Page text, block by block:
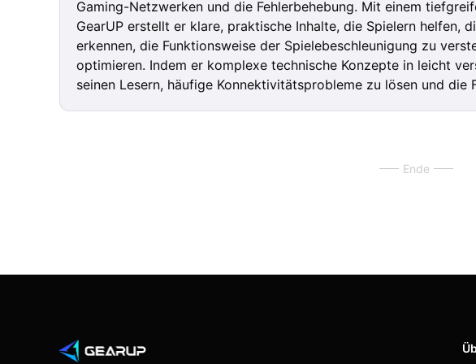
Gaming-Netzwerken und die Fehlerbehebung. Mit einem
GearUP erstellt er klare, praktische Inhalte, die Spielern helfen,
erkennen, die Funktionsweise der Spielebeschleunigung zu
optimieren. Indem er komplexe technische Konzepte in leicht
seinen Lesern, häufige Konnektivitätsprobleme zu lösen und die
Ende